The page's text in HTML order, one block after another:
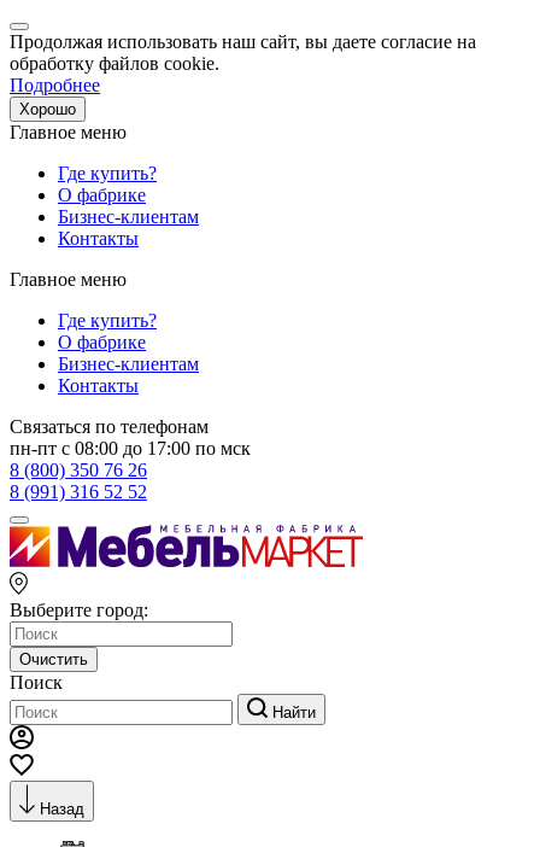
Продолжая использовать наш сайт, вы даете согласие на
обработку файлов cookie.
Подробнее
Хорошо
Главное меню
Где купить?
О фабрике
Бизнес-клиентам
Контакты
Главное меню
Где купить?
О фабрике
Бизнес-клиентам
Контакты
Связаться по телефонам
пн-пт с 08:00 до 17:00 по мск
8 (800) 350 76 26
8 (991) 316 52 52
Выберите город:
Очистить
Поиск
Найти
Назад